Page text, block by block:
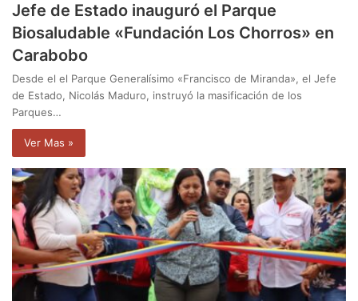
Jefe de Estado inauguró el Parque
Biosaludable «Fundación Los Chorros» en
Carabobo
Desde el el Parque Generalísimo «Francisco de Miranda», el Jefe
de Estado, Nicolás Maduro, instruyó la masificación de los
Parques…
Ver Mas »